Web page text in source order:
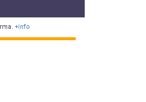
+info